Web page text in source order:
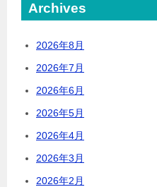
Archives
2026年8月
2026年7月
2026年6月
2026年5月
2026年4月
2026年3月
2026年2月